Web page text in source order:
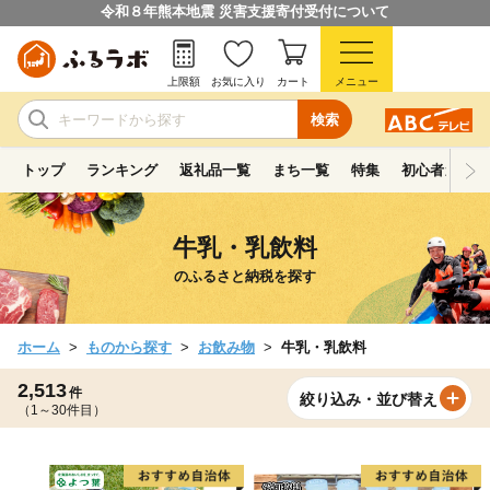
令和８年熊本地震 災害支援寄付受付について
検索
上限額 お気に入り カート メニュー
トップ ランキング 返礼品一覧 まち一覧 特集 初心者ガイド
牛乳・乳飲料
のふるさと納税を探す
ホーム ものから探す お飲み物 牛乳・乳飲料
2,513件
（1～30件目）
絞り込み・並び替え